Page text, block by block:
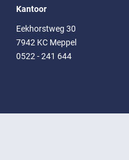
Kantoor
Eekhorstweg 30
7942 KC Meppel
0522 - 241 644
Pagina's